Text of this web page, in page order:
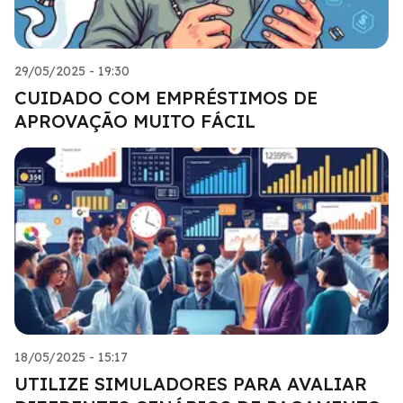
29/05/2025 - 19:30
CUIDADO COM EMPRÉSTIMOS DE
APROVAÇÃO MUITO FÁCIL
18/05/2025 - 15:17
UTILIZE SIMULADORES PARA AVALIAR